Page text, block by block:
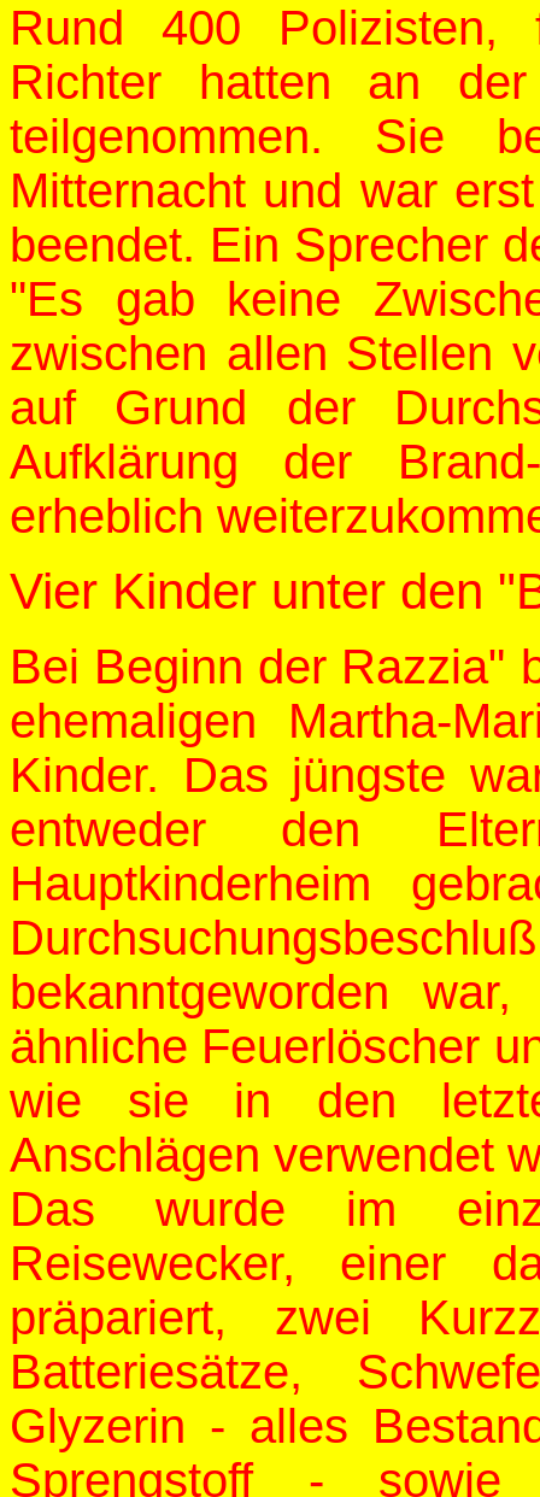
Rund 400 Polizisten,
Richter hatten an
teilgenommen. Sie
Mitternacht und war
beendet. Ein Sprecher
"Es gab keine
zwischen allen Stellen
auf Grund der
Aufklärung der
erheblich
Vier Kinder unter den
Bei Beginn der Razzia"
ehemaligen Martha-
Kinder. Das jüngste
entweder den
Hauptkinderheim
bekanntgeworden
ähnliche Feuerlöscher
wie sie in den
Anschlägen verwendet
Das wurde im
Reisewecker, einer
präpariert, zwei
Batteriesätze,
Glyzerin - alles
Sprengstoff -